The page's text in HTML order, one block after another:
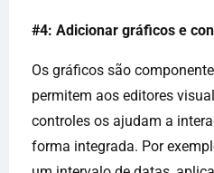
#4: Adicionar gráficos e
Os gráficos são
permitem aos editores
controles os ajudam a
forma integrada. Por